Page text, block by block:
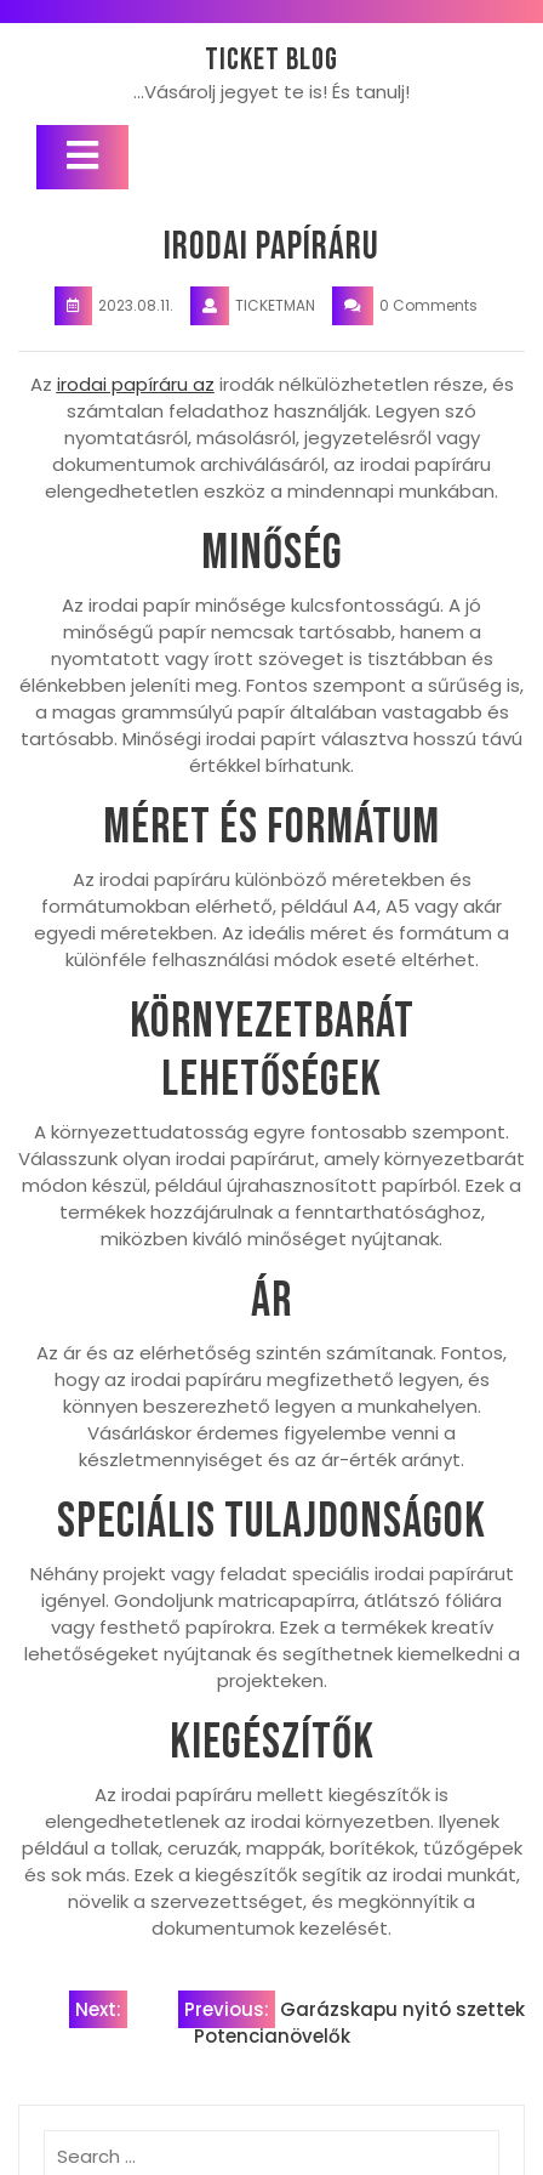
Ticket blog
…Vásárolj jegyet te is! És tanulj!
Open
Irodai papíráru
2023.08.11. TICKETMAN 0 Comments
Az irodai papíráru az irodák nélkülözhetetlen része, és
számtalan feladathoz használják. Legyen szó
nyomtatásról, másolásról, jegyzetelésről vagy
dokumentumok archiválásáról, az irodai papíráru
elengedhetetlen eszköz a mindennapi munkában.
Minőség
Az irodai papír minősége kulcsfontosságú. A jó
minőségű papír nemcsak tartósabb, hanem a
nyomtatott vagy írott szöveget is tisztábban és
élénkebben jeleníti meg. Fontos szempont a sűrűség is,
a magas grammsúlyú papír általában vastagabb és
tartósabb. Minőségi irodai papírt választva hosszú távú
értékkel bírhatunk.
Méret és formátum
Az irodai papíráru különböző méretekben és
formátumokban elérhető, például A4, A5 vagy akár
egyedi méretekben. Az ideális méret és formátum a
különféle felhasználási módok eseté eltérhet.
Környezetbarát
lehetőségek
A környezettudatosság egyre fontosabb szempont.
Válasszunk olyan irodai papírárut, amely környezetbarát
módon készül, például újrahasznosított papírból. Ezek a
termékek hozzájárulnak a fenntarthatósághoz,
miközben kiváló minőséget nyújtanak.
Ár
Az ár és az elérhetőség szintén számítanak. Fontos,
hogy az irodai papíráru megfizethető legyen, és
könnyen beszerezhető legyen a munkahelyen.
Vásárláskor érdemes figyelembe venni a
készletmennyiséget és az ár-érték arányt.
Speciális tulajdonságok
Néhány projekt vagy feladat speciális irodai papírárut
igényel. Gondoljunk matricapapírra, átlátszó fóliára
vagy festhető papírokra. Ezek a termékek kreatív
lehetőségeket nyújtanak és segíthetnek kiemelkedni a
projekteken.
Kiegészítők
Az irodai papíráru mellett kiegészítők is
elengedhetetlenek az irodai környezetben. Ilyenek
például a tollak, ceruzák, mappák, borítékok, tűzőgépek
és sok más. Ezek a kiegészítők segítik az irodai munkát,
növelik a szervezettséget, és megkönnyítik a
dokumentumok kezelését.
Bejegyzés
Previous: Garázskapu nyitó szettek
Next:
Potencianövelők